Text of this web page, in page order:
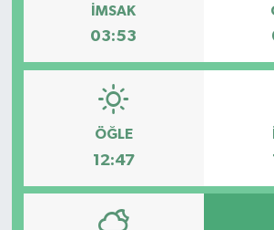
İMSAK
03:53
ÖĞLE
12:47